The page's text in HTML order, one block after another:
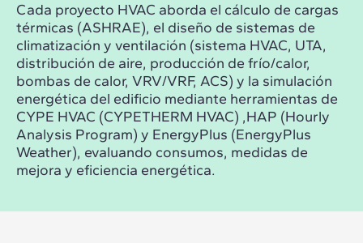
Cada proyecto HVAC aborda el cálculo de cargas
térmicas (ASHRAE), el diseño de sistemas de
climatización y ventilación (sistema HVAC, UTA,
distribución de aire, producción de frío/calor,
bombas de calor, VRV/VRF, ACS) y la simulación
energética del edificio mediante herramientas de
CYPE HVAC (CYPETHERM HVAC) ,HAP (Hourly
Analysis Program) y EnergyPlus (EnergyPlus
Weather), evaluando consumos, medidas de
mejora y eficiencia energética.